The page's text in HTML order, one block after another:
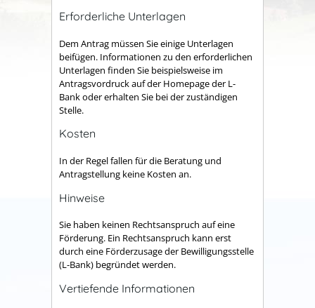
Erforderliche Unterlagen
Dem Antrag müssen Sie einige Unterlagen
beifügen. Informationen zu den erforderlichen
Unterlagen finden Sie beispielsweise im
Antragsvordruck auf der Homepage der L-
Bank oder erhalten Sie bei der zuständigen
Stelle.
Kosten
In der Regel fallen für die Beratung und
Antragstellung keine Kosten an.
Hinweise
Sie haben keinen Rechtsanspruch auf eine
Förderung. Ein Rechtsanspruch kann erst
durch eine Förderzusage der Bewilligungsstelle
(L-Bank) begründet werden.
Vertiefende Informationen